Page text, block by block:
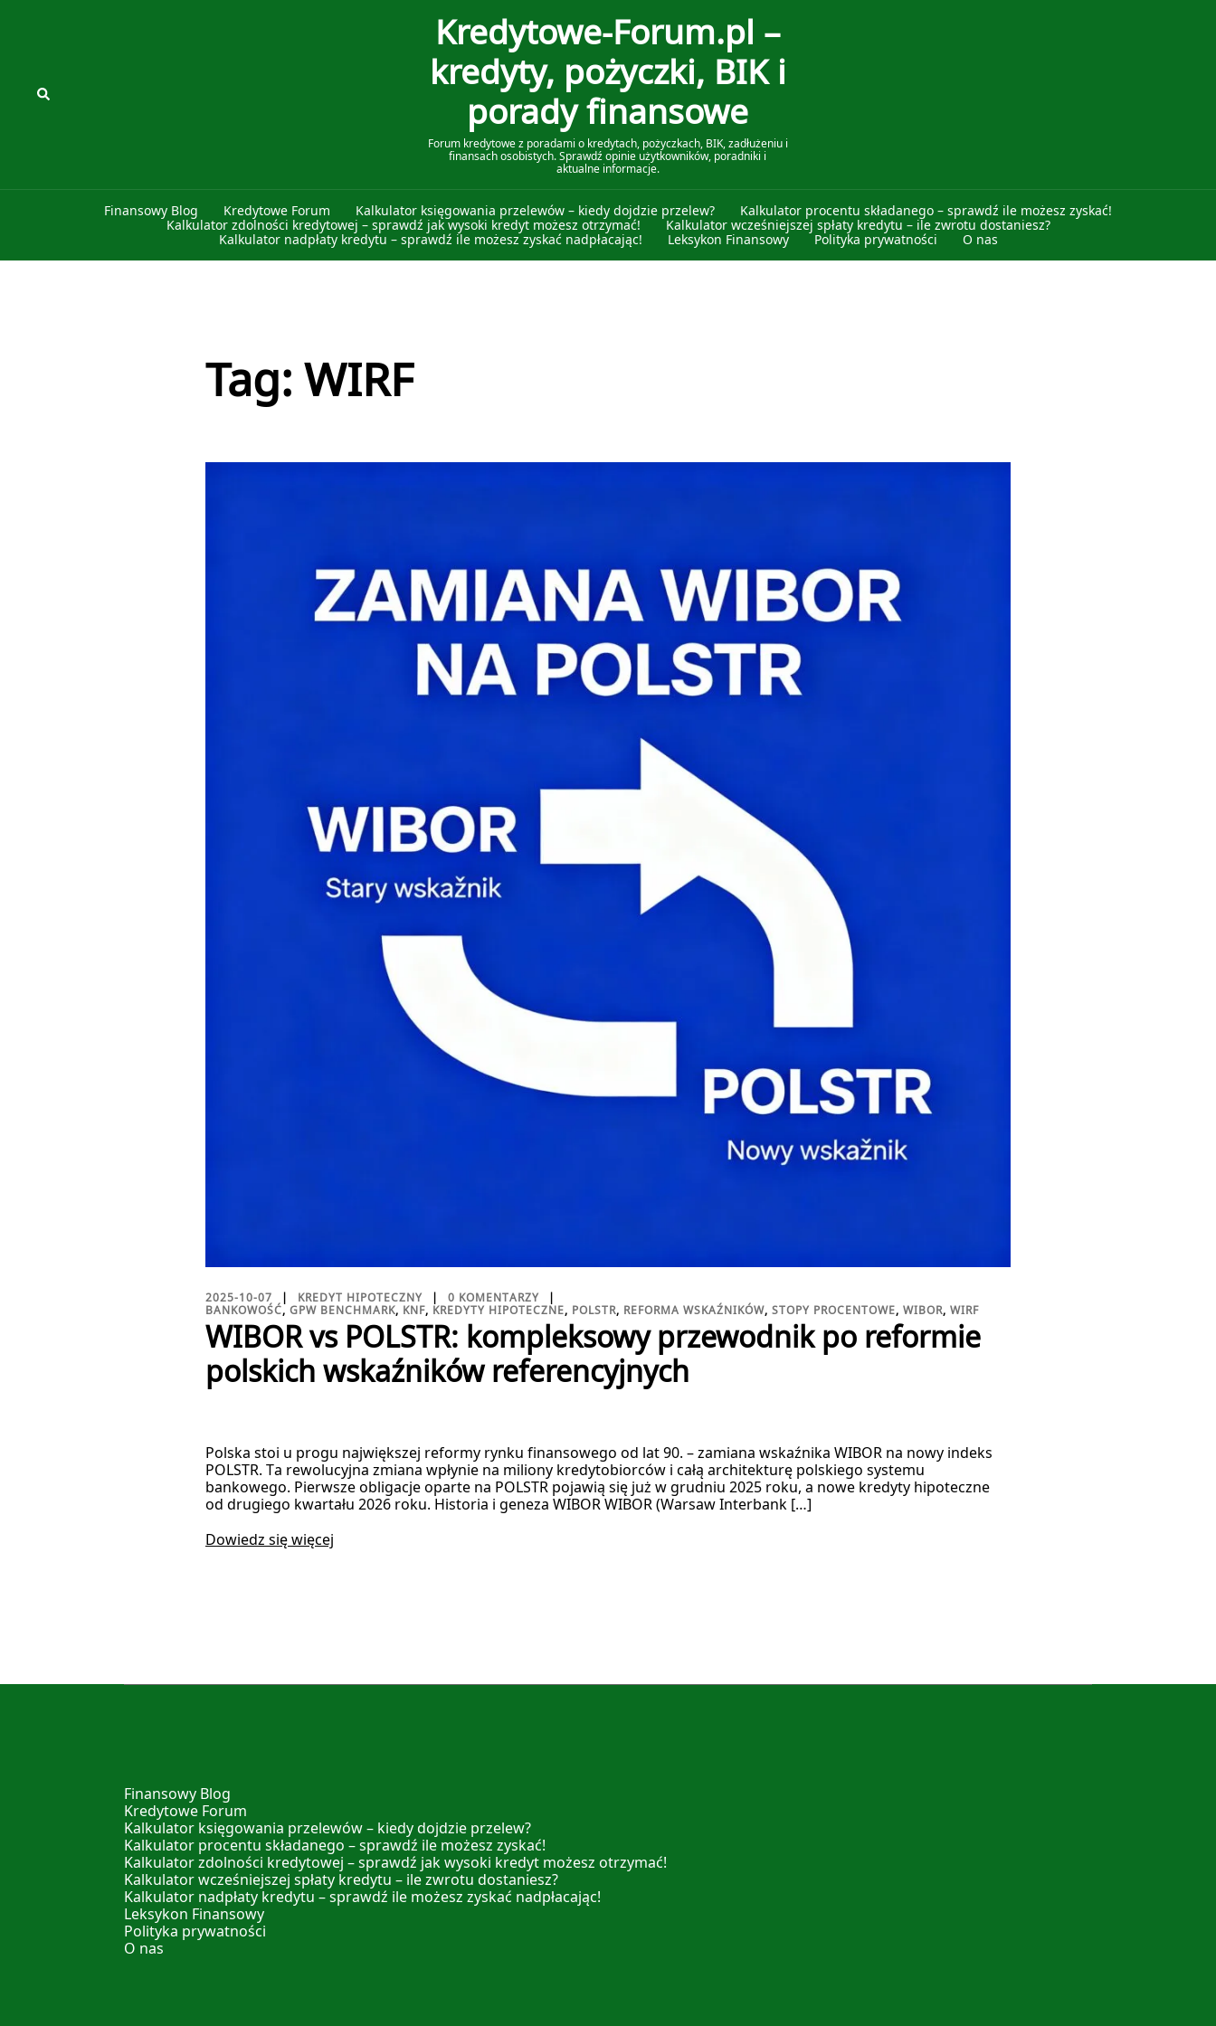
Szukaj
Kredytowe-Forum.pl –
kredyty, pożyczki, BIK i
porady finansowe
Forum kredytowe z poradami o kredytach, pożyczkach, BIK, zadłużeniu i
finansach osobistych. Sprawdź opinie użytkowników, poradniki i
aktualne informacje.
Finansowy Blog Kredytowe Forum Kalkulator księgowania przelewów – kiedy dojdzie przelew?
Kalkulator procentu składanego – sprawdź ile możesz zyskać!
Kalkulator zdolności kredytowej – sprawdź jak wysoki kredyt możesz otrzymać!
Kalkulator wcześniejszej spłaty kredytu – ile zwrotu dostaniesz?
Kalkulator nadpłaty kredytu – sprawdź ile możesz zyskać nadpłacając!
Leksykon Finansowy Polityka prywatności O nas
Tag: WIRF
2025-10-07 KREDYT HIPOTECZNY
0 KOMENTARZY
BANKOWOŚĆ, GPW BENCHMARK, KNF, KREDYTY HIPOTECZNE, POLSTR, REFORMA WSKAŹNIKÓW, STOPY PROCENTOWE, WIBOR, WIRF
WIBOR vs POLSTR: kompleksowy przewodnik po reformie
polskich wskaźników referencyjnych
Polska stoi u progu największej reformy rynku finansowego od lat 90. – zamiana wskaźnika WIBOR na nowy indeks
POLSTR. Ta rewolucyjna zmiana wpłynie na miliony kredytobiorców i całą architekturę polskiego systemu
bankowego. Pierwsze obligacje oparte na POLSTR pojawią się już w grudniu 2025 roku, a nowe kredyty hipoteczne
od drugiego kwartału 2026 roku. Historia i geneza WIBOR WIBOR (Warsaw Interbank […]
Dowiedz się więcej
Finansowy Blog
Kredytowe Forum
Kalkulator księgowania przelewów – kiedy dojdzie przelew?
Kalkulator procentu składanego – sprawdź ile możesz zyskać!
Kalkulator zdolności kredytowej – sprawdź jak wysoki kredyt możesz otrzymać!
Kalkulator wcześniejszej spłaty kredytu – ile zwrotu dostaniesz?
Kalkulator nadpłaty kredytu – sprawdź ile możesz zyskać nadpłacając!
Leksykon Finansowy
Polityka prywatności
O nas